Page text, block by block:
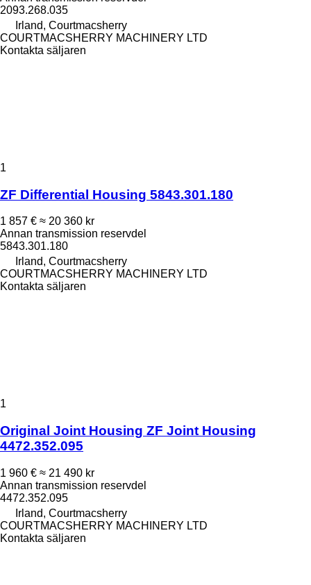
2093.268.035
Irland, Courtmacsherry
COURTMACSHERRY MACHINERY LTD
Kontakta säljaren
1
ZF Differential Housing 5843.301.180
1 857 € ≈ 20 360 kr
Annan transmission reservdel
5843.301.180
Irland, Courtmacsherry
COURTMACSHERRY MACHINERY LTD
Kontakta säljaren
1
Original Joint Housing ZF Joint Housing
4472.352.095
1 960 € ≈ 21 490 kr
Annan transmission reservdel
4472.352.095
Irland, Courtmacsherry
COURTMACSHERRY MACHINERY LTD
Kontakta säljaren